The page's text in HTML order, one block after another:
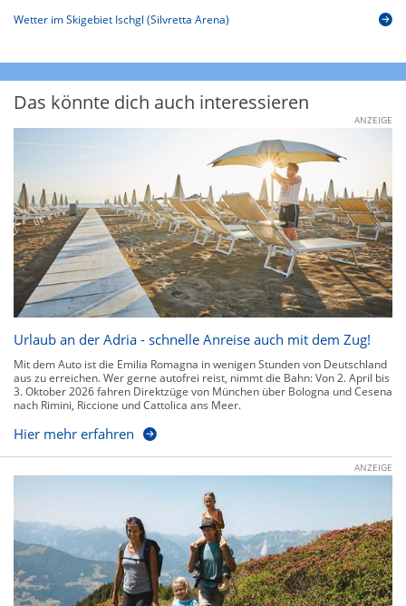
Wetter im Skigebiet Ischgl (Silvretta Arena)
Das könnte dich auch interessieren
ANZEIGE
Urlaub an der Adria - schnelle Anreise auch mit dem Zug!
Mit dem Auto ist die Emilia Romagna in wenigen Stunden von Deutschland
aus zu erreichen. Wer gerne autofrei reist, nimmt die Bahn: Von 2. April bis
3. Oktober 2026 fahren Direktzüge von München über Bologna und Cesena
nach Rimini, Riccione und Cattolica ans Meer.
Hier mehr erfahren
ANZEIGE